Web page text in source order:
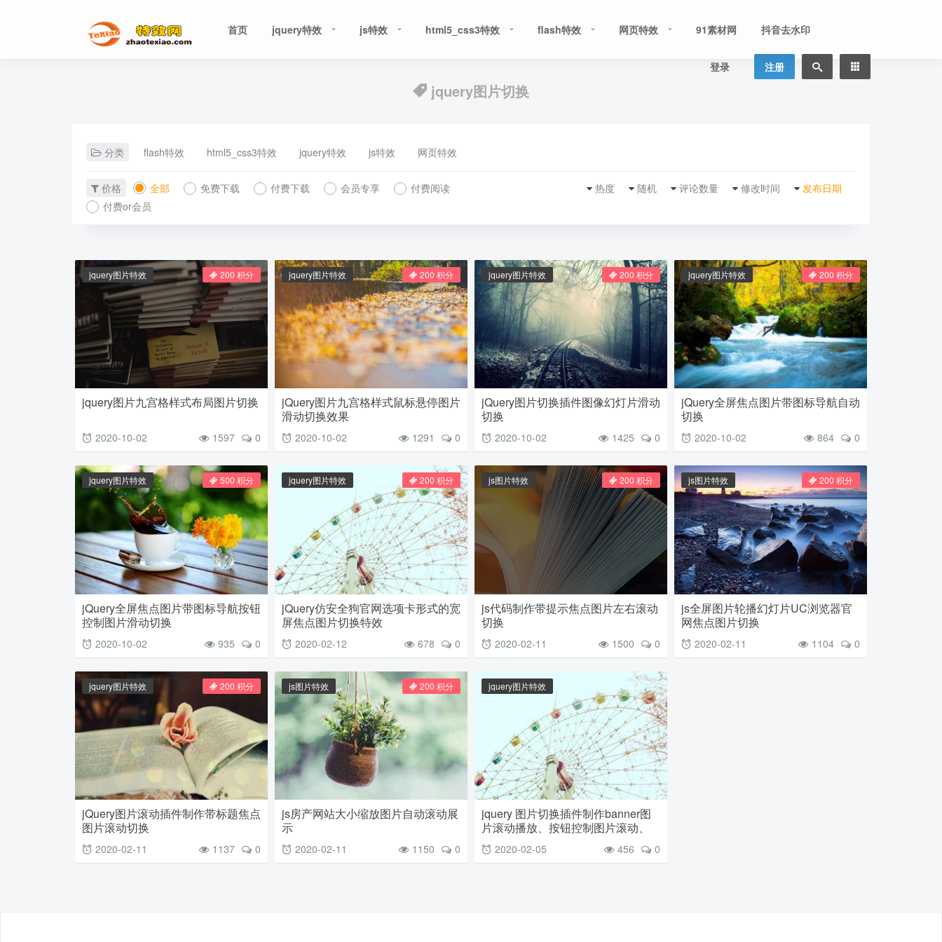
首页 jquery特效 js特效 html5_css3特效 flash特效 网页特效 91素材网 抖音去水印
登录 注册
jquery图片切换
分类 flash特效 html5_css3特效 jquery特效 js特效 网页特效
价格 全部 免费下载 付费下载 会员专享
付费阅读
付费or会员
发布日期
修改时间
评论数量
随机
热度
200 积分
jquery图片特效
jquery图片九宫格样式布局图片切换
2020-10-02 0
1597
200 积分
jquery图片特效
jQuery图片九宫格样式鼠标悬停图片
滑动切换效果
2020-10-02 0
1291
200 积分
jquery图片特效
jQuery图片切换插件图像幻灯片滑动
切换
2020-10-02 0
1425
200 积分
jquery图片特效
jQuery全屏焦点图片带图标导航自动
切换
2020-10-02 0
864
500 积分
jquery图片特效
jQuery全屏焦点图片带图标导航按钮
控制图片滑动切换
2020-10-02 0
935
200 积分
jquery图片特效
jQuery仿安全狗官网选项卡形式的宽
屏焦点图片切换特效
2020-02-12 0
678
200 积分
js图片特效
js代码制作带提示焦点图片左右滚动
切换
2020-02-11 0
1500
200 积分
js图片特效
js全屏图片轮播幻灯片UC浏览器官
网焦点图片切换
2020-02-11 0
1104
200 积分
jquery图片特效
jQuery图片滚动插件制作带标题焦点
图片滚动切换
2020-02-11 0
1137
200 积分
js图片特效
js房产网站大小缩放图片自动滚动展
示
2020-02-11 0
1150
jquery图片特效
jquery 图片切换插件制作banner图
片滚动播放、按钮控制图片滚动、
选项卡等基于多功能jquery slide插
件 2020-02-05 0
456